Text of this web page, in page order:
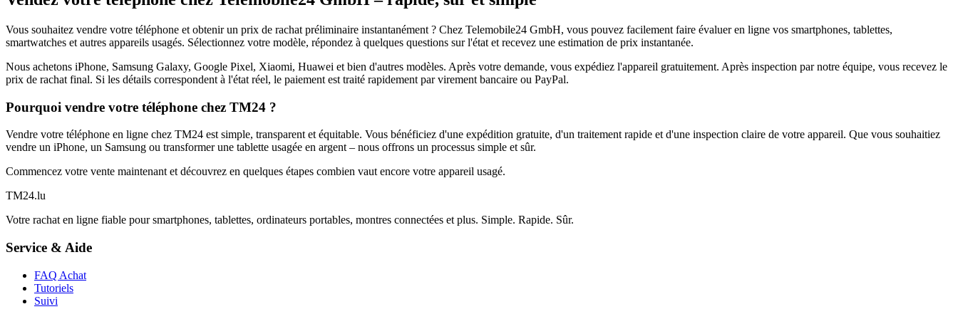
Vous souhaitez vendre votre téléphone et obtenir un prix de rachat préliminaire instantanément ? Chez Telemobile24 GmbH, vous pouvez facilement faire évaluer en ligne vos smartphones, tablettes,
smartwatches et autres appareils usagés. Sélectionnez votre modèle, répondez à quelques questions sur l'état et recevez une estimation de prix instantanée.
Nous achetons iPhone, Samsung Galaxy, Google Pixel, Xiaomi, Huawei et bien d'autres modèles. Après votre demande, vous expédiez l'appareil gratuitement. Après inspection par notre équipe, vous recevez le
prix de rachat final. Si les détails correspondent à l'état réel, le paiement est traité rapidement par virement bancaire ou PayPal.
Pourquoi vendre votre téléphone chez TM24 ?
Vendre votre téléphone en ligne chez TM24 est simple, transparent et équitable. Vous bénéficiez d'une expédition gratuite, d'un traitement rapide et d'une inspection claire de votre appareil. Que vous souhaitiez
vendre un iPhone, un Samsung ou transformer une tablette usagée en argent – nous offrons un processus simple et sûr.
Commencez votre vente maintenant et découvrez en quelques étapes combien vaut encore votre appareil usagé.
TM24.lu
Votre rachat en ligne fiable pour smartphones, tablettes, ordinateurs portables, montres connectées et plus. Simple. Rapide. Sûr.
Service & Aide
FAQ Achat
Tutoriels
Suivi